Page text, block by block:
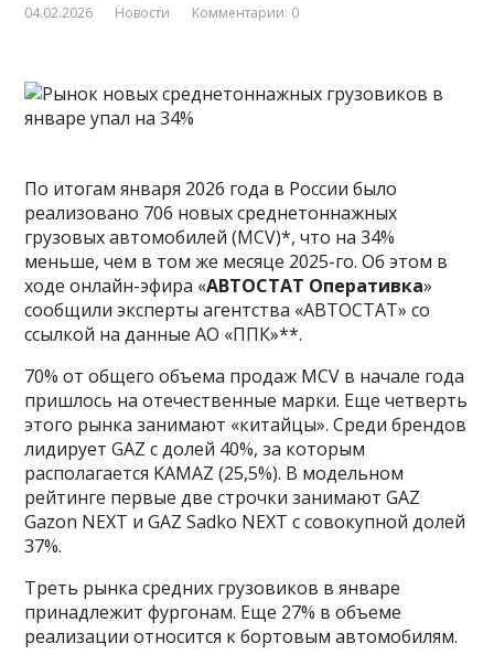
04.02.2026 Новости Комментарии: 0
По итогам января 2026 года в России было
реализовано 706 новых среднетоннажных
грузовых автомобилей (MCV)*, что на 34%
меньше, чем в том же месяце 2025-го. Об этом в
ходе онлайн-эфира «АВТОСТАТ Оперативка»
сообщили эксперты агентства «АВТОСТАТ» со
ссылкой на данные АО «ППК»**.
70% от общего объема продаж MCV в начале года
пришлось на отечественные марки. Еще четверть
этого рынка занимают «китайцы». Среди брендов
лидирует GAZ с долей 40%, за которым
располагается KAMAZ (25,5%). В модельном
рейтинге первые две строчки занимают GAZ
Gazon NEXT и GAZ Sadko NEXT с совокупной долей
37%.
Треть рынка средних грузовиков в январе
принадлежит фургонам. Еще 27% в объеме
реализации относится к бортовым автомобилям.